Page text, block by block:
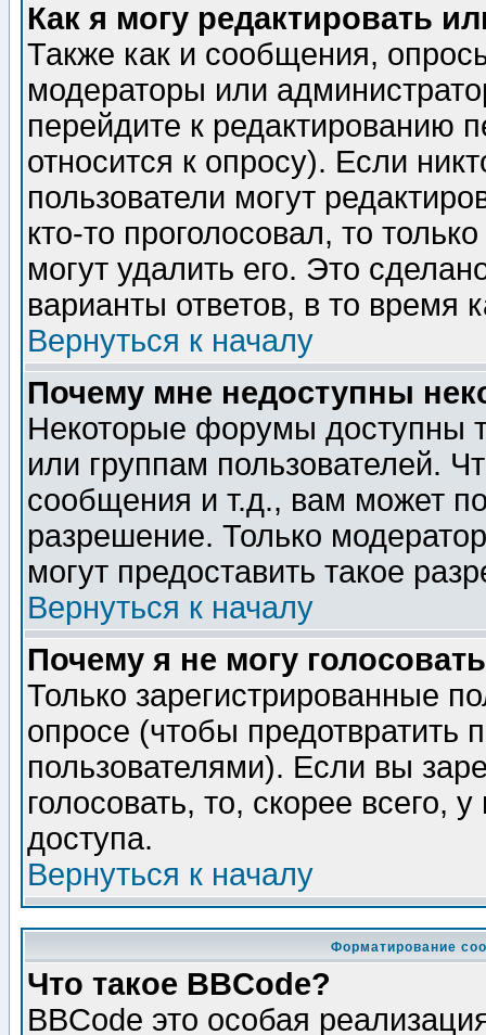
Как я могу редактировать
Также как и сообщения,
модераторы или
перейдите к редактированию
относится к опросу). Если
пользователи могут
кто-то проголосовал, то
могут удалить его. Это
варианты ответов, в то время
Вернуться к началу
Почему мне недоступны
Некоторые форумы доступны
или группам пользователей.
сообщения и т.д., вам может
разрешение. Только
могут предоставить такое
Вернуться к началу
Почему я не могу
Только зарегистрированные
опросе (чтобы предотвратить
пользователями). Если вы
голосовать, то, скорее всего,
доступа.
Вернуться к началу
Форматирование
Что такое BBCode?
BBCode это особая